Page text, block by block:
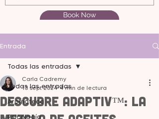
Book Now
Entrada
Todas las entradas
Aromateca
Psicología
Todas las entradas
Descubre Adaptiv™: La
Carla Cadremy
13 sept 2024 4 min de lectura